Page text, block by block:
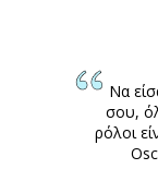
Να
σου,
ρόλοι